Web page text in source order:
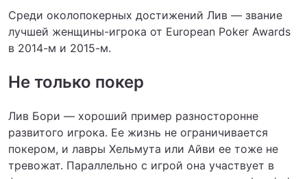
Среди околопокерных достижений Лив — звание
лучшей женщины-игрока от European Poker Awards
в 2014-м и 2015-м.
Не только покер
Лив Бори — хороший пример разносторонне
развитого игрока. Ее жизнь не ограничивается
покером, и лавры Хельмута или Айви ее тоже не
тревожат. Параллельно с игрой она участвует в